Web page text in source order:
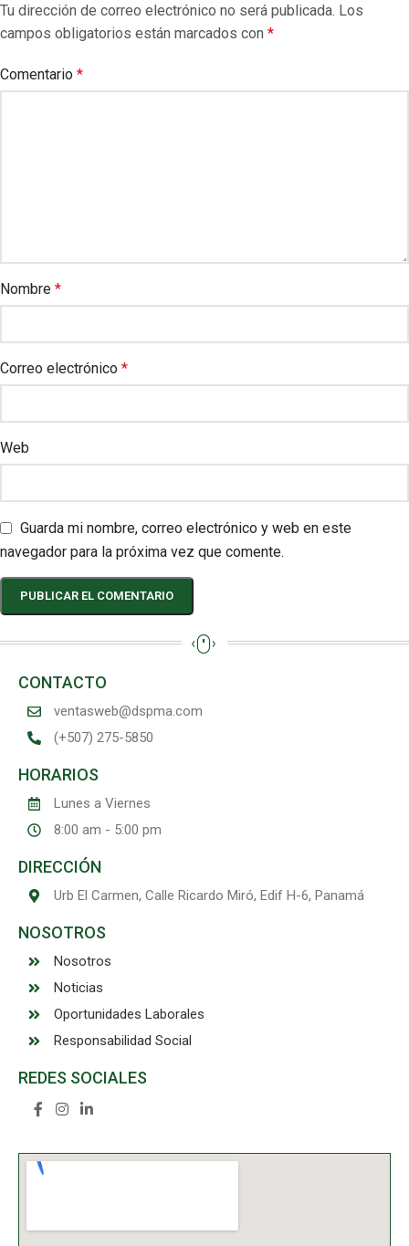
Tu dirección de correo electrónico no será publicada. Los
campos obligatorios están marcados con *
Comentario *
Nombre *
Correo electrónico *
Web
Guarda mi nombre, correo electrónico y web en este
navegador para la próxima vez que comente.
CONTACTO
ventasweb@dspma.com
(+507) 275-5850
HORARIOS
Lunes a Viernes
8:00 am - 5:00 pm
DIRECCIÓN
Urb El Carmen, Calle Ricardo Miró, Edif H-6, Panamá
NOSOTROS
Nosotros
Noticias
Oportunidades Laborales
Responsabilidad Social
REDES SOCIALES